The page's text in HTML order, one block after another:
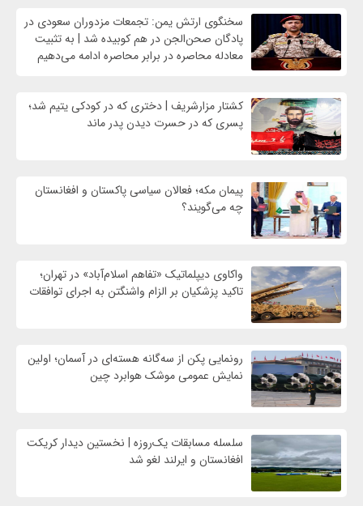
سخنگوی ارتش یمن: تجمعات مزدوران سعودی در
پادگان صحن‌الجن در هم کوبیده شد | به تثبیت
معادله محاصره در برابر محاصره ادامه می‌دهیم
کشتار مزارشریف | دختری که در کودکی یتیم شد؛
پسری که در حسرت دیدن پدر ماند
پیمان مکه؛ فعالان سیاسی پاکستان و افغانستان
چه می‌گویند؟
واکاوی دیپلماتیک «تفاهم اسلام‌آباد» در تهران؛
تاکید پزشکیان بر الزام واشنگتن به اجرای توافقات
رونمایی پکن از سه‌گانه هسته‌ای در آسمان؛ اولین
نمایش عمومی موشک هوابرد چین
سلسله مسابقات یک‌روزه | نخستین دیدار کریکت
افغانستان و ایرلند لغو شد